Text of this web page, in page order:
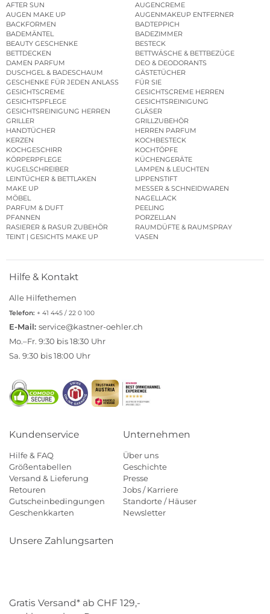
AFTER SUN
AUGENCREME
AUGEN MAKE UP
AUGENMAKEUP ENTFERNER
BACKFORMEN
BADTEPPICH
BADEMÄNTEL
BADEZIMMER
BEAUTY GESCHENKE
BESTECK
BETTDECKEN
BETTWÄSCHE & BETTBEZÜGE
DAMEN PARFUM
DEO & DEODORANTS
DUSCHGEL & BADESCHAUM
GÄSTETÜCHER
GESCHENKE FÜR JEDEN ANLASS
FÜR SIE
GESICHTSCREME
GESICHTSCREME HERREN
GESICHTSPFLEGE
GESICHTSREINIGUNG
GESICHTSREINIGUNG HERREN
GLÄSER
GRILLER
GRILLZUBEHÖR
HANDTÜCHER
HERREN PARFUM
KERZEN
KOCHBESTECK
KOCHGESCHIRR
KOCHTÖPFE
KÖRPERPFLEGE
KÜCHENGERÄTE
KUGELSCHREIBER
LAMPEN & LEUCHTEN
LEINTÜCHER & BETTLAKEN
LIPPENSTIFT
MAKE UP
MESSER & SCHNEIDWAREN
MÖBEL
NAGELLACK
PARFUM & DUFT
PEELING
PFANNEN
PORZELLAN
RASIERER & RASUR ZUBEHÖR
RAUMDÜFTE & RAUMSPRAY
TEINT | GESICHTS MAKE UP
VASEN
Hilfe & Kontakt
Alle Hilfethemen
Telefon: + 41 445 / 22 0 100
E-Mail: service@kastner-oehler.ch
Mo.–Fr. 9:30 bis 18:30 Uhr
Sa. 9:30 bis 18:00 Uhr
Kundenservice
Hilfe & FAQ
Größentabellen
Versand & Lieferung
Retouren
Gutscheinbedingungen
Geschenkkarten
Unternehmen
Über uns
Geschichte
Presse
Jobs / Karriere
Standorte / Häuser
Newsletter
Unsere Zahlungsarten
Gratis Versand* ab CHF 129,-